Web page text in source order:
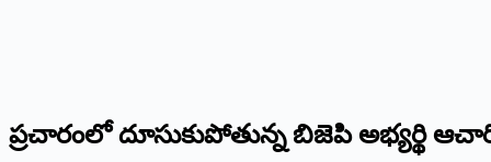
ప్రచారంలో దూసుకుపోతున్న బిజెపి అభ్యర్థి